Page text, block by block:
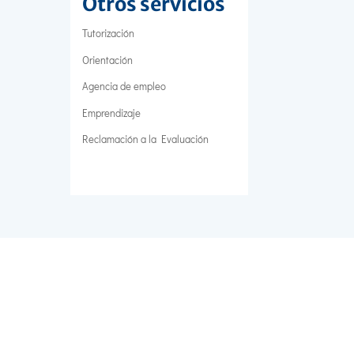
Tutorización
Orientación
Agencia de empleo
Emprendizaje
Reclamación a la Evaluación